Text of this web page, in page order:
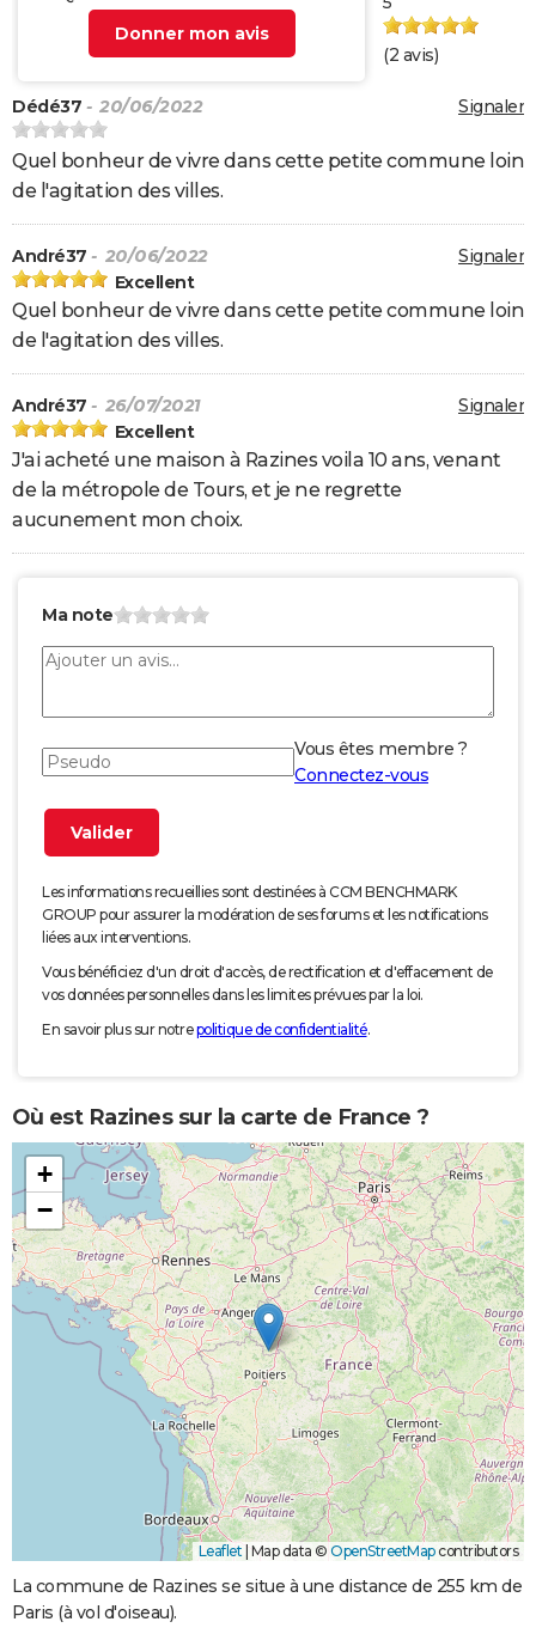
Donner mon avis
(2 avis)
Signaler
Dédé37 - 20/06/2022
Quel bonheur de vivre dans cette petite commune loin
de l'agitation des villes.
Signaler
André37 - 20/06/2022
Excellent
Quel bonheur de vivre dans cette petite commune loin
de l'agitation des villes.
Signaler
André37 - 26/07/2021
Excellent
J'ai acheté une maison à Razines voila 10 ans, venant
de la métropole de Tours, et je ne regrette
aucunement mon choix.
Ma note
Vous êtes membre ?
Connectez-vous
Les informations recueillies sont destinées à CCM BENCHMARK
GROUP pour assurer la modération de ses forums et les notifications
liées aux interventions.
Vous bénéficiez d'un droit d'accès, de rectification et d'effacement de
vos données personnelles dans les limites prévues par la loi.
En savoir plus sur notrepolitique de confidentialité.
Où est Razines sur la carte de France ?
+
−
Leaflet Map data © OpenStreetMapcontributors
La commune de Razines se situe à une distance de 255 km de
Paris (à vol d'oiseau).